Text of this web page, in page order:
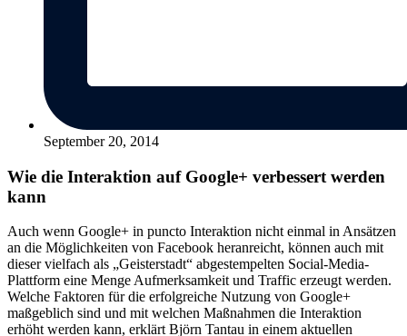
September 20, 2014
Wie die Interaktion auf Google+ verbessert werden
kann
Auch wenn Google+ in puncto Interaktion nicht einmal in Ansätzen
an die Möglichkeiten von Facebook heranreicht, können auch mit
dieser vielfach als „Geisterstadt“ abgestempelten Social-Media-
Plattform eine Menge Aufmerksamkeit und Traffic erzeugt werden.
Welche Faktoren für die erfolgreiche Nutzung von Google+
maßgeblich sind und mit welchen Maßnahmen die Interaktion
erhöht werden kann, erklärt Björn Tantau in einem aktuellen